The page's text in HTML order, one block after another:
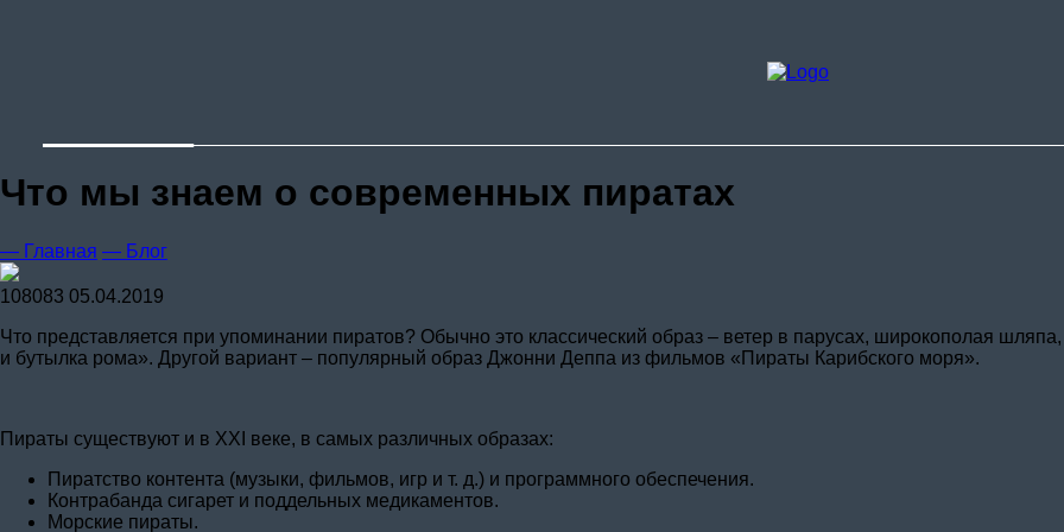
Что мы знаем о современных пиратах
— Главная — Блог
108083 05.04.2019
Что представляется при упоминании пиратов? Обычно это классический образ – ветер в парусах, широкополая
и бутылка рома». Другой вариант – популярный образ Джонни Деппа из фильмов «Пираты Карибского моря».
Пираты существуют и в XXI веке, в самых различных образах:
Пиратство контента (музыки, фильмов, игр и т. д.) и программного обеспечения.
Контрабанда сигарет и поддельных медикаментов.
Морские пираты.